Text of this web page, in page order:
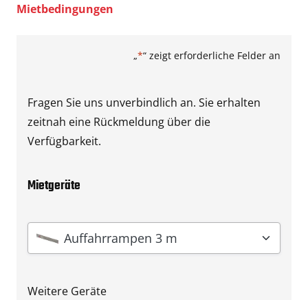
Mietbedingungen
„*“ zeigt erforderliche Felder an
Fragen Sie uns unverbindlich an. Sie erhalten
zeitnah eine Rückmeldung über die
Verfügbarkeit.
Mietgeräte
Gerät Auffahrrampen 3 m
Weitere Geräte